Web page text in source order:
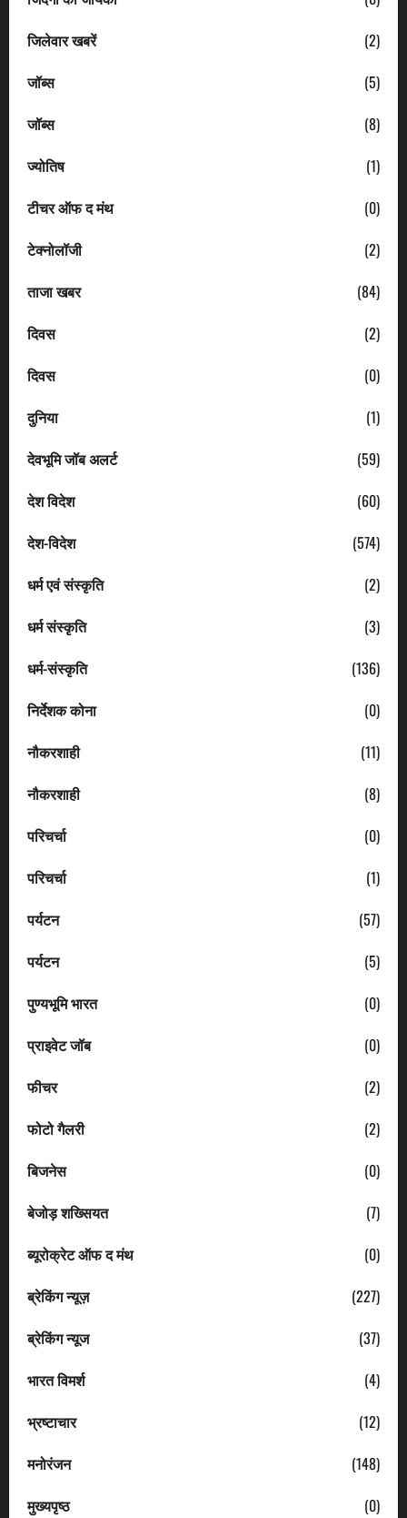
जिलेवार खबरें
(2)
जॉब्स
(5)
जॉब्स
(8)
ज्योतिष
(1)
टीचर ऑफ द मंथ
(0)
टेक्नोलॉजी
(2)
ताजा खबर
(84)
दिवस
(2)
दिवस
(0)
दुनिया
(1)
देवभूमि जॉब अलर्ट
(59)
देश विदेश
(60)
देश-विदेश
(574)
धर्म एवं संस्कृति
(2)
धर्म संस्कृति
(3)
धर्म-संस्कृति
(136)
निर्देशक कोना
(0)
नौकरशाही
(11)
नौकरशाही
(8)
परिचर्चा
(0)
परिचर्चा
(1)
पर्यटन
(57)
पर्यटन
(5)
पुण्यभूमि भारत
(0)
प्राइवेट जॉब
(0)
फीचर
(2)
फोटो गैलरी
(2)
बिजनेस
(0)
बेजोड़ शख्सियत
(7)
ब्यूरोक्रेट ऑफ द मंथ
(0)
ब्रेकिंग न्यूज़
(227)
ब्रेकिंग न्यूज
(37)
भारत विमर्श
(4)
भ्रष्टाचार
(12)
मनोरंजन
(148)
मुख्यपृष्ठ
(0)